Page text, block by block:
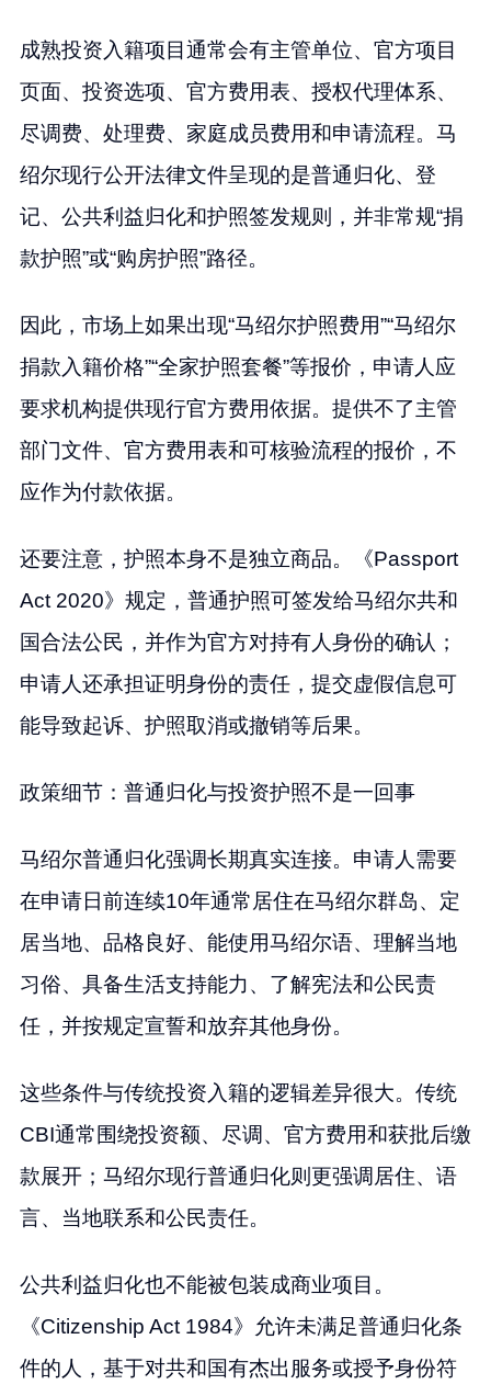
成熟投资入籍项目通常会有主管单位、官方项目
页面、投资选项、官方费用表、授权代理体系、
尽调费、处理费、家庭成员费用和申请流程。马
绍尔现行公开法律文件呈现的是普通归化、登
记、公共利益归化和护照签发规则，并非常规“捐
款护照”或“购房护照”路径。
因此，市场上如果出现“马绍尔护照费用”“马绍尔
捐款入籍价格”“全家护照套餐”等报价，申请人应
要求机构提供现行官方费用依据。提供不了主管
部门文件、官方费用表和可核验流程的报价，不
应作为付款依据。
还要注意，护照本身不是独立商品。《Passport
Act 2020》规定，普通护照可签发给马绍尔共和
国合法公民，并作为官方对持有人身份的确认；
申请人还承担证明身份的责任，提交虚假信息可
能导致起诉、护照取消或撤销等后果。
政策细节：普通归化与投资护照不是一回事
马绍尔普通归化强调长期真实连接。申请人需要
在申请日前连续10年通常居住在马绍尔群岛、定
居当地、品格良好、能使用马绍尔语、理解当地
习俗、具备生活支持能力、了解宪法和公民责
任，并按规定宣誓和放弃其他身份。
这些条件与传统投资入籍的逻辑差异很大。传统
CBI通常围绕投资额、尽调、官方费用和获批后缴
款展开；马绍尔现行普通归化则更强调居住、语
言、当地联系和公民责任。
公共利益归化也不能被包装成商业项目。
《Citizenship Act 1984》允许未满足普通归化条
件的人，基于对共和国有杰出服务或授予身份符